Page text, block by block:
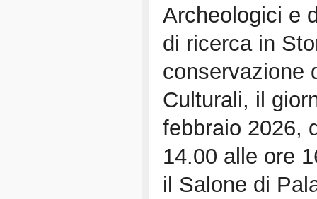
Archeologici e
di ricerca in
conservazione
Culturali, il
febbraio 2026,
14.00 alle ore
il Salone di